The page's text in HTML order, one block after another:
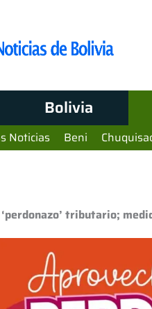
Bolivia
Noticias Beni
tributario;